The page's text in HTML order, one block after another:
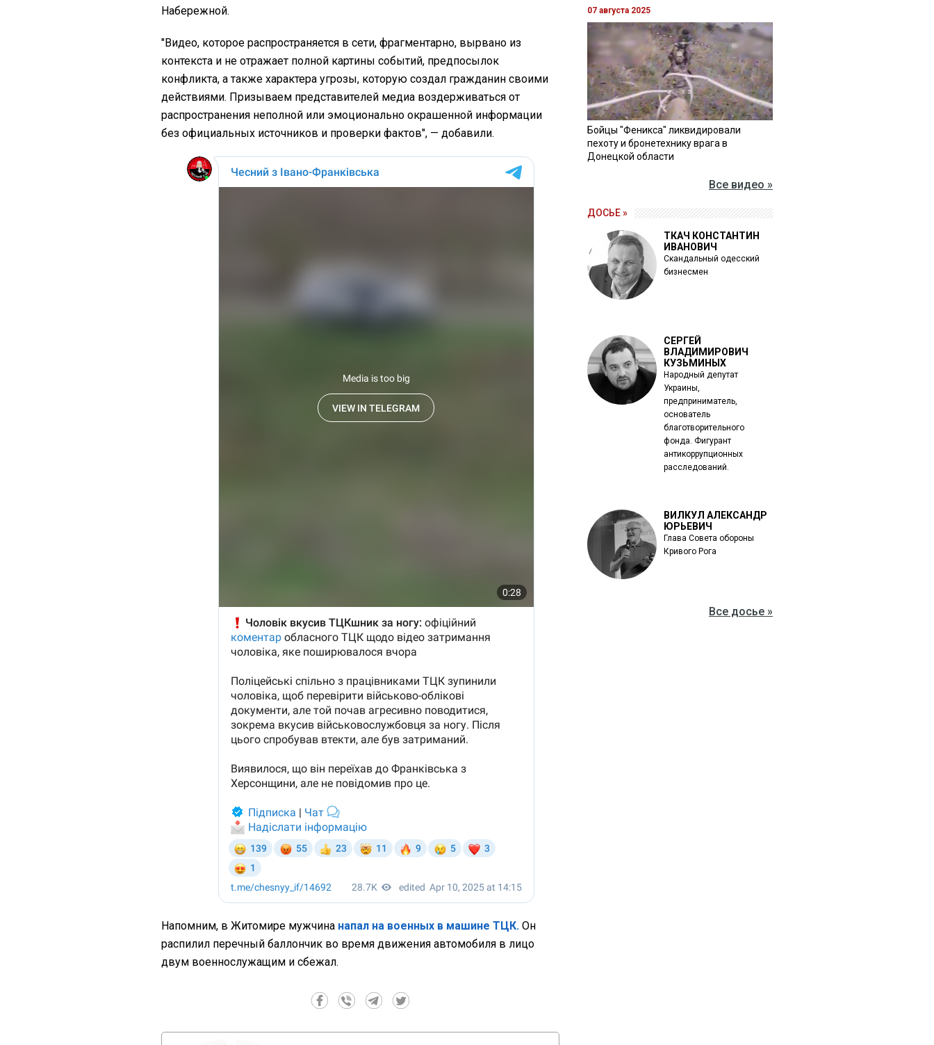
Набережной.
"Видео, которое распространяется в сети, фрагментарно, вырвано из
контекста и не отражает полной картины событий, предпосылок
конфликта, а также характера угрозы, которую создал гражданин своими
действиями. Призываем представителей медиа воздерживаться от
распространения неполной или эмоционально окрашенной информации
без официальных источников и проверки фактов", — добавили.
Напомним, в Житомире мужчина напал на военных в машине ТЦК. Он
распилил перечный баллончик во время движения автомобиля в лицо
двум военнослужащим и сбежал.
07 августа 2025
Бойцы "Феникса" ликвидировали
пехоту и бронетехнику врага в
Донецкой области
Все видео »
ДОСЬЕ »
ТКАЧ КОНСТАНТИН
ИВАНОВИЧ
Скандальный одесский
бизнесмен
СЕРГЕЙ
ВЛАДИМИРОВИЧ
КУЗЬМИНЫХ
Народный депутат
Украины,
предприниматель,
основатель
благотворительного
фонда. Фигурант
антикоррупционных
расследований.
ВИЛКУЛ АЛЕКСАНДР
ЮРЬЕВИЧ
Глава Совета обороны
Кривого Рога
Все досье »